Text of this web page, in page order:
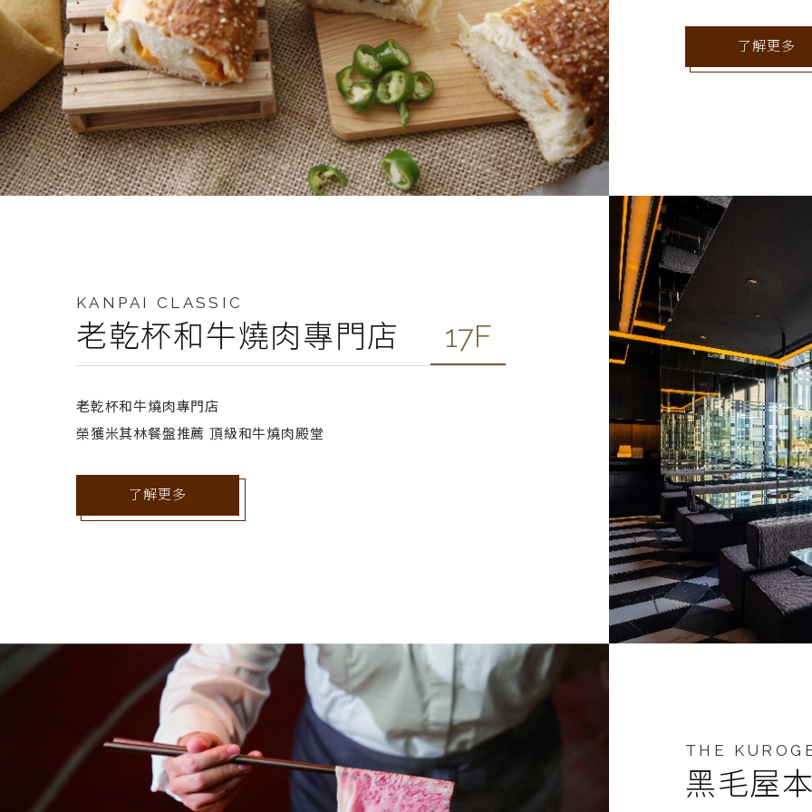
了解更多
KANPAI CLASSIC
老乾杯和牛燒肉專門店 17F
老乾杯和牛燒肉專門店
榮獲米其林餐盤推薦 頂級和牛燒肉殿堂
了解更多
THE
黑毛屋